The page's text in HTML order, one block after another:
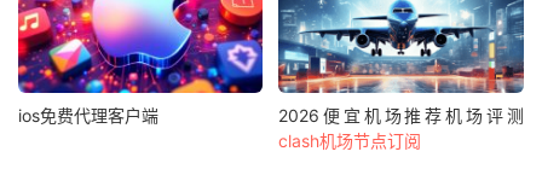
ios免费代理客户端
2026便宜机场推荐机场评测
clash机场节点订阅